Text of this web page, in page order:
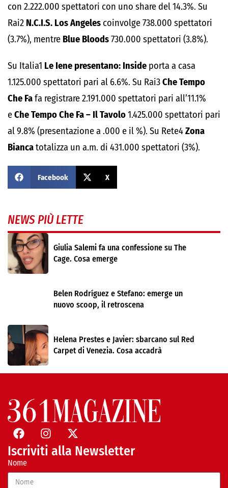
con 2.222.000 spettatori con uno share del 14.3%. Su
Rai2 N.C.I.S. Los Angeles coinvolge 738.000 spettatori
(3.7%), mentre Blue Bloods730.000 spettatori (3.8%).
Su Italia1 Le Iene presentano: Inside porta a casa
1.125.000 spettatori pari al 6.6%. Su Rai3Che Tempo
Che Fafa registrare 2.191.000 spettatori pari all’11.1%
eChe Tempo Che Fa – Il Tavolo1.425.000 spettatori pari
al 9.8% (presentazione a .000 e il %). Su Rete4Zona
Biancatotalizza un a.m. di 431.000 spettatori (3%).
Facebook X
NEWS PIÙ LETTE
Giulia Salemi fa una confessione su The
Cage. Cosa emerge
Belen Rodríguez e Stefano: emerge un
nuovo scoop, il retroscena
Helena Prestes e Javier: sbarcano sul Red
Carpet di Venezia. Cosa accadrà
Iscriviti alla Newsletter
Nome